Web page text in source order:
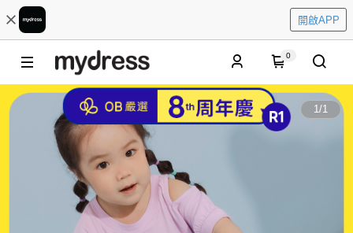
開啟APP
0
1/1